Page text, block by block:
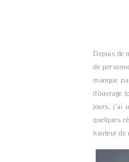
Depuis de
de
manque
d’ouvrage
jours, j’ai
quelques
hauteur de